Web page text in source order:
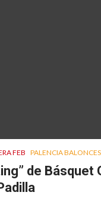
FEB PALENCIA
de Básquet